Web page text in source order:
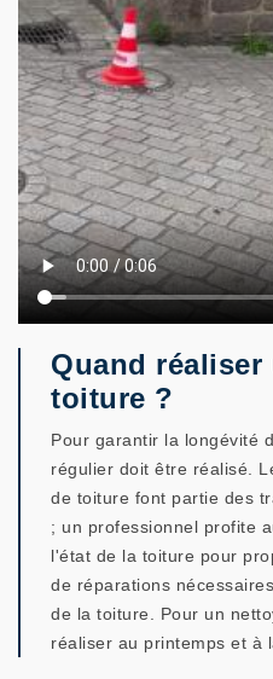
Quand
toiture ?
Pour garantir la longévité
régulier doit être réalisé.
de toiture font partie des
; un professionnel profite
l'état de la toiture pour
de réparations
de la toiture. Pour un
réaliser au printemps et à